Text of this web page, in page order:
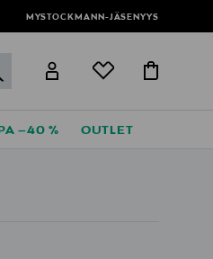
MYSTOCKMANN-JÄSENYYS
label.header.go
–40 % OUTLET